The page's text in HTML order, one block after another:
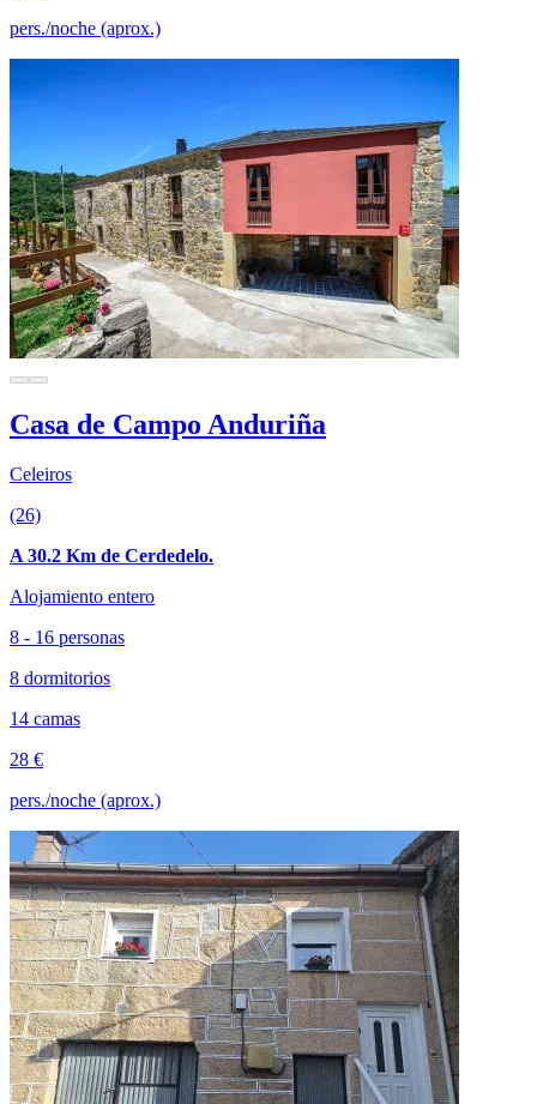
pers./noche (aprox.)
Casa de Campo Anduriña
Celeiros
(26)
A 30.2 Km de Cerdedelo.
Alojamiento entero
8 - 16 personas
8 dormitorios
14 camas
28 €
pers./noche (aprox.)